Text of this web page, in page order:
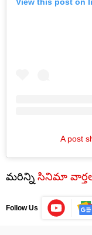
View this post on
A post
మరిన్ని సినిమా
Follow Us